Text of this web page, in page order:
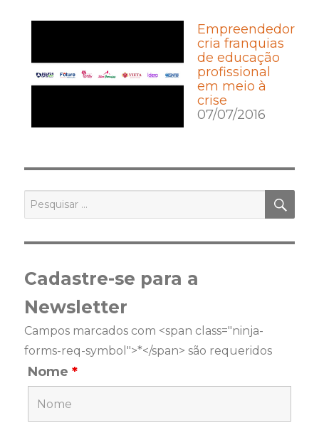
Empreendedor
cria franquias
de educação
profissional
em meio à
crise
07/07/2016
por:
Cadastre-se para a
Newsletter
Campos marcados com <span class="ninja-
forms-req-symbol">*</span> são requeridos
Nome*